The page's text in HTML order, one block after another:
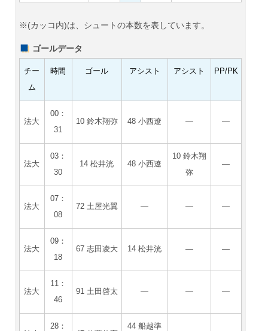
※(カッコ内)は、シュートの本数を表しています。
ゴールデータ
チー
ム
時間 ゴール アシスト アシスト PP/PK
法大
00：
31
10 鈴木翔弥 48 小西遼 ― ―
法大
03：
30
14 松井洸 48 小西遼
10 鈴木翔
弥
―
法大
07：
08
72 土屋光翼 ― ― ―
法大
09：
18
67 志田凌大 14 松井洸 ― ―
法大
11：
46
91 土田啓太 ― ― ―
28：
44 船越準